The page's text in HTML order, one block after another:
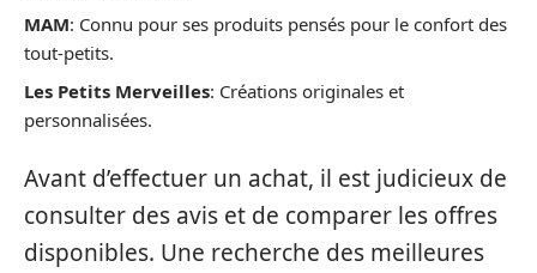
MAM: Connu pour ses produits pensés pour le confort des
tout-petits.
Les Petits Merveilles: Créations originales et
personnalisées.
Avant d’effectuer un achat, il est judicieux de
consulter des avis et de comparer les offres
disponibles. Une recherche des meilleures